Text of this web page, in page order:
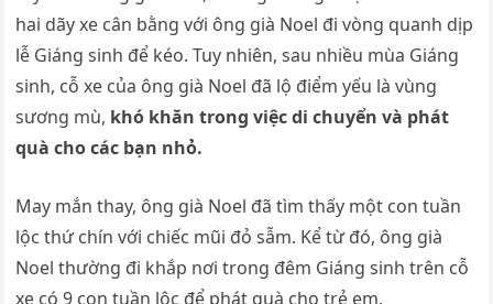
hai dãy xe cân bằng với ông già Noel đi vòng quanh dịp
lễ Giáng sinh để kéo. Tuy nhiên, sau nhiều mùa Giáng
sinh, cỗ xe của ông già Noel đã lộ điểm yếu là vùng
sương mù, khó khăn trong việc di chuyển và phát
quà cho các bạn nhỏ.
May mắn thay, ông già Noel đã tìm thấy một con tuần
lộc thứ chín với chiếc mũi đỏ sẫm. Kể từ đó, ông già
Noel thường đi khắp nơi trong đêm Giáng sinh trên cỗ
xe có 9 con tuần lộc để phát quà cho trẻ em.